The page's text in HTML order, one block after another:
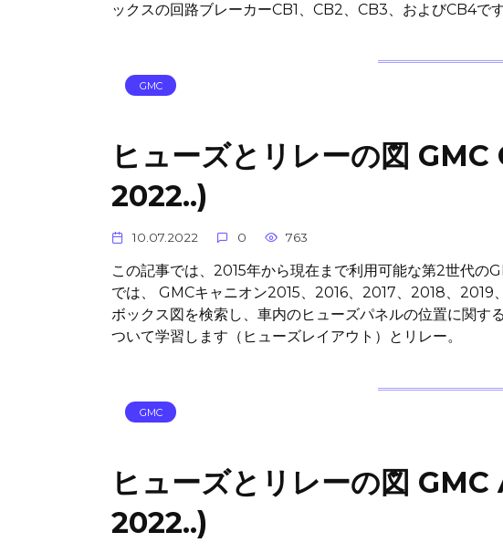
ックスの回路ブレーカーCB1、CB2、CB3、およびCB4です
GMC
ヒューズとリレーの図
2022..)
10.07.2022 0 763
この記事では、2015年から現在まで利用可能な第2世代の
では、 GMCキャニオン2015、2016、2017、2018、
ボックス図を検索し、車内のヒューズパネルの位置に関す
ついて学習します（ヒューズレイアウト）とリレー。
GMC
ヒューズとリレーの図
2022..)